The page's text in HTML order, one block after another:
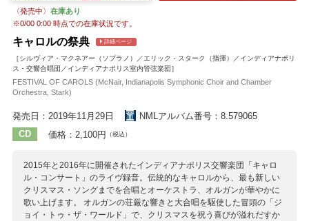
〈発売中〉 在庫あり
※0/00 0:00時点での在庫状況です。
キャロルの祭典 詳細ページ
［シルヴィア・マクネアー（ソプラノ）／エリック・スターク（指揮）／インディアナポリ
ス・交響合唱団／インディアナポリス室内管弦楽団］
FESTIVAL OF CAROLS (McNair, Indianapolis Symphonic Choir and Chamber
Orchestra, Stark)
発売日：2019年11月29日
NMLアルバム番号：8.579065
CD
価格：2,100円 （税込）
2015年と2016年に開催されたインディアナポリス交響楽団「キャロ
ル・コンサート」のライヴ録音。伝統的なキャロルから、最も新しい
クリスマス・ソングまでを合唱とオーケストラ、オルガンが華やかに
歌い上げます。 オルガンの荘厳な響きと大合唱を駆使した冒頭の「ジ
ョイ・トゥ・ザ・ワールド」で、クリスマスを祝う喜びが溢れだすか